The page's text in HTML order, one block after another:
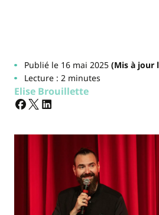
Publié le 16 mai 2025(Mis à jour
Lecture : 2 minutes
Elise Brouillette